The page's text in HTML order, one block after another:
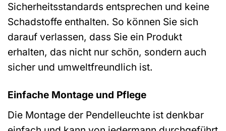
Sicherheitsstandards entsprechen und keine
Schadstoffe enthalten. So können Sie sich
darauf verlassen, dass Sie ein Produkt
erhalten, das nicht nur schön, sondern auch
sicher und umweltfreundlich ist.
Einfache Montage und Pflege
Die Montage der Pendelleuchte ist denkbar